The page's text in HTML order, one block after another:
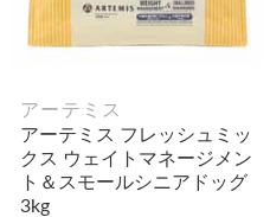
アーテミス
アーテミス フレッシュミッ
クス ウェイトマネージメン
ト＆スモールシニアドッグ
3kg